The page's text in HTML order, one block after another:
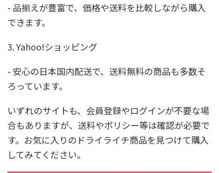
- 品揃えが豊富で、価格や送料を比較しながら購入
できます。
3. Yahoo!ショッピング
- 安心の日本国内配送で、送料無料の商品も多数そ
ろっています。
いずれのサイトも、会員登録やログインが不要な場
合もありますが、送料やポリシー等は確認が必要で
す。お気に入りのドライライチ商品を見つけて購入
してみてください。